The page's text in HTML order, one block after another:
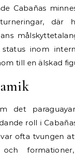
Cabañas
där
status inom
till en älskad
det
roll i
ofta tvungen